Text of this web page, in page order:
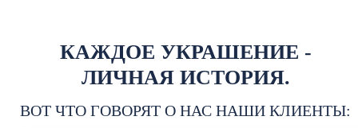
КАЖДОЕ УКРАШЕНИЕ -
ЛИЧНАЯ ИСТОРИЯ.
ВОТ ЧТО ГОВОРЯТ О НАС НАШИ КЛИЕНТЫ: